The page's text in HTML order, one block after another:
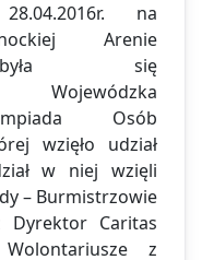
28.04.2016r. na
Arenie
się
Osób
wzięło udział
w niej wzięli
– Burmistrzowie
Dyrektor Caritas
z